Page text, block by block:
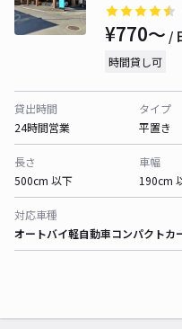
¥770〜 /
時間貸し可
貸出時間
24時間営業
タイプ
平置き
長さ
500cm 以下
車幅
190cm
対応車種
オートバイ軽自動車コンパクトカ